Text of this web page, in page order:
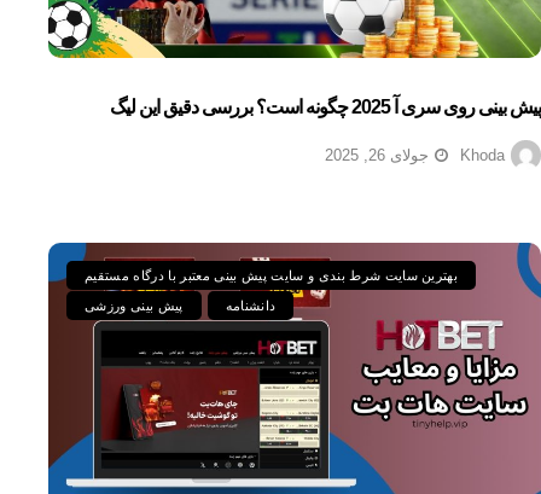
پیش بینی روی سری آ 2025 چگونه است؟ بررسی دقیق این لیگ
Khoda جولای 26, 2025
بهترین سایت شرط بندی و سایت پیش بینی معتبر با درگاه مستقیم
پیش بینی ورزشی دانشنامه